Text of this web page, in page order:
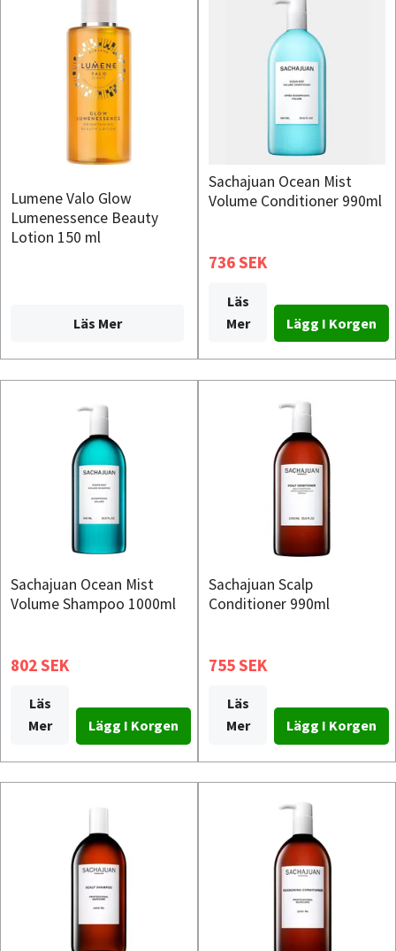
Lumene Valo Glow
Lumenessence Beauty
Lotion 150 ml
Läs Mer
Sachajuan Ocean Mist
Volume Conditioner 990ml
736 SEK
Läs
Mer
Sachajuan Ocean Mist
Volume Shampoo 1000ml
802 SEK
Läs
Mer
Sachajuan Scalp
Conditioner 990ml
755 SEK
Läs
Mer